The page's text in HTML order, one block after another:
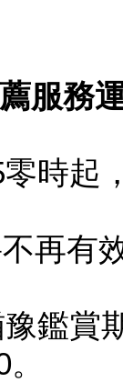
服務
時起
再有
鑑賞